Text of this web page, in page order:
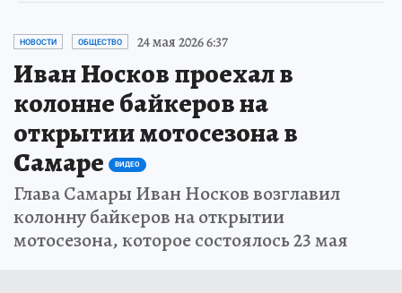
НОВОСТИ ОБЩЕСТВО 24 мая 2026 6:37
Иван Носков проехал в
колонне байкеров на
открытии мотосезона в
Самаре
ВИДЕО
Глава Самары Иван Носков возглавил
колонну байкеров на открытии
мотосезона, которое состоялось 23 мая